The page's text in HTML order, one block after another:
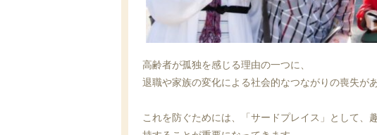
高齢者が孤独を感じる理由の一つに、
退職や家族の変化による社会的なつながりの喪失があ
これを防ぐためには、「サードプレイス」として